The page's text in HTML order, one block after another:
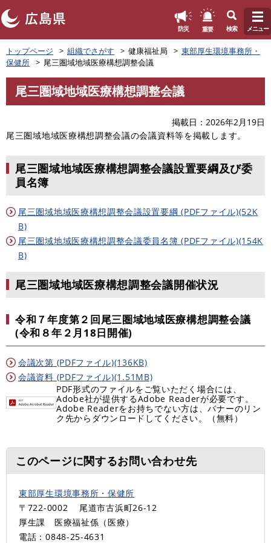
ペ
ー
ジ
の
頭
す
防災 重要 検索 メニュー
トップページ 組織でさがす 健康福祉局
東部厚生環境事務所・
保健所
尾三圏域地域医療構想調整会議
文
尾三圏域地域医療構想調整会議
掲載日
2026年2月19日
尾三圏域地域医療構想調整会議の会議資料等を掲載します。
尾三圏域地域医療構想調整会議設置要綱及び委
員名簿
尾三圏域地域医療構想調整会議設置要綱 (PDFファイル)(52K
B)
尾三圏域地域医療構想調整会議委員名簿 (PDFファイル)(154K
B)
尾三圏域地域医療構想調整会議開催状況
令和７年度第２回尾三圏域地域医療構想調整会議
(令和８年２月18日開催)
会議次第 (PDFファイル)(136KB)
会議資料 (PDFファイル)(1.51MB)
PDF形式のファイルをご覧いただく場合には、
Adobe社が提供するAdobe Readerが必要です。
Adobe Readerをお持ちでない方は、バナーのリン
ク先からダウンロードしてください。（無料）
このページに関するお問い合わせ先
東部厚生環境事務所・保健所
〒722-0002
尾道市古浜町26-12
厚生課 医療福祉係（医療）
電話：0848-25-4631